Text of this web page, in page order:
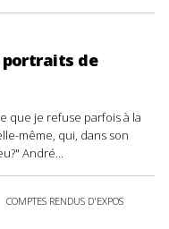
portraits de
que je refuse parfois à la
même, qui, dans son
André...
COMPTES RENDUS D'EXPOS